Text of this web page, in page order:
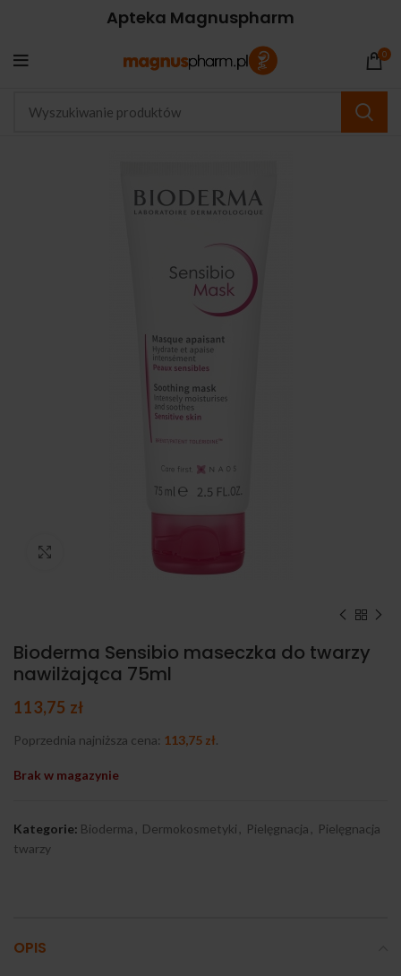
Apteka Magnuspharm
0
Bioderma Sensibio maseczka do twarzy
nawilżająca 75ml
113,75 zł
Poprzednia najniższa cena: 113,75 zł.
Brak w magazynie
Kategorie: Bioderma Dermokosmetyki Pielęgnacja
Pielęgnacja
twarzy
OPIS